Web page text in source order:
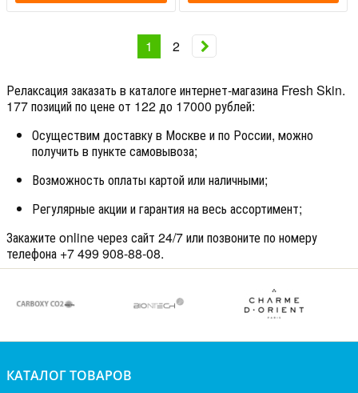
1 2
Релаксация заказать в каталоге интернет-магазина Fresh Skin.
177 позиций по цене от 122 до 17000 рублей:
Осуществим доставку в Москве и по России, можно
получить в пункте самовывоза;
Возможность оплаты картой или наличными;
Регулярные акции и гарантия на весь ассортимент;
Закажите online через сайт 24/7 или позвоните по номеру
телефона +7 499 908-88-08.
КАТАЛОГ ТОВАРОВ